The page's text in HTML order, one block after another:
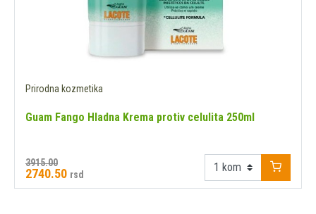
Prirodna kozmetika
Guam Fango Hladna Krema protiv celulita 250ml
3915.00
2740.50 rsd